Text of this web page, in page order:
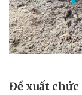
Đề xuất